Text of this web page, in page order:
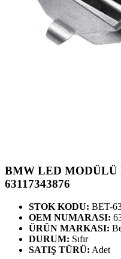
BMW LED MODÜLÜ
63117343876
STOK KODU: BET-
OEM NUMARASI:
ÜRÜN MARKASI:
DURUM: Sıfır
SATIŞ TÜRÜ: Adet